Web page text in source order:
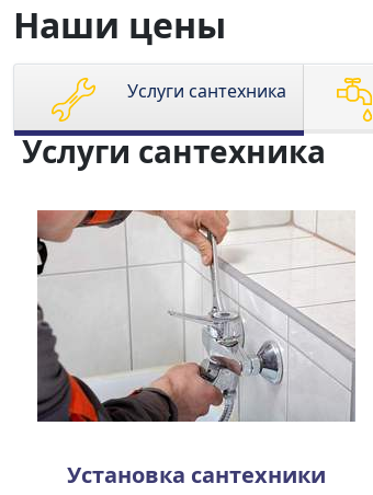
Наши цены
Услуги сантехника
Услуги сантехника
Установка сантехники